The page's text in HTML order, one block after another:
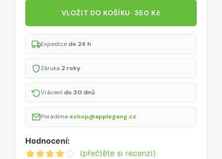
VLOŽIT DO KOŠÍKU· 350 Kč
Expedice do 24 h
Záruka 2 roky
Vrácení do 30 dnů
Poradíme eshop@applegang.cz
Hodnocení:
(přečtěte si recenzi)